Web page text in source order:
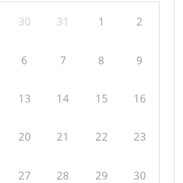
30 31 1 2
6 7 8 9
13 14 15 16
20 21 22 23
27 28 29 30